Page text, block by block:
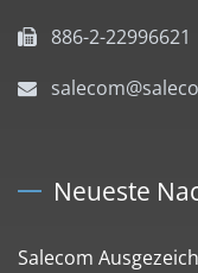
886-2-22996621
Neueste
Salecom